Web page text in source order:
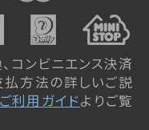
コンビニエンス決済
払方法の詳しいご説
ご利用ガイドよりご覧